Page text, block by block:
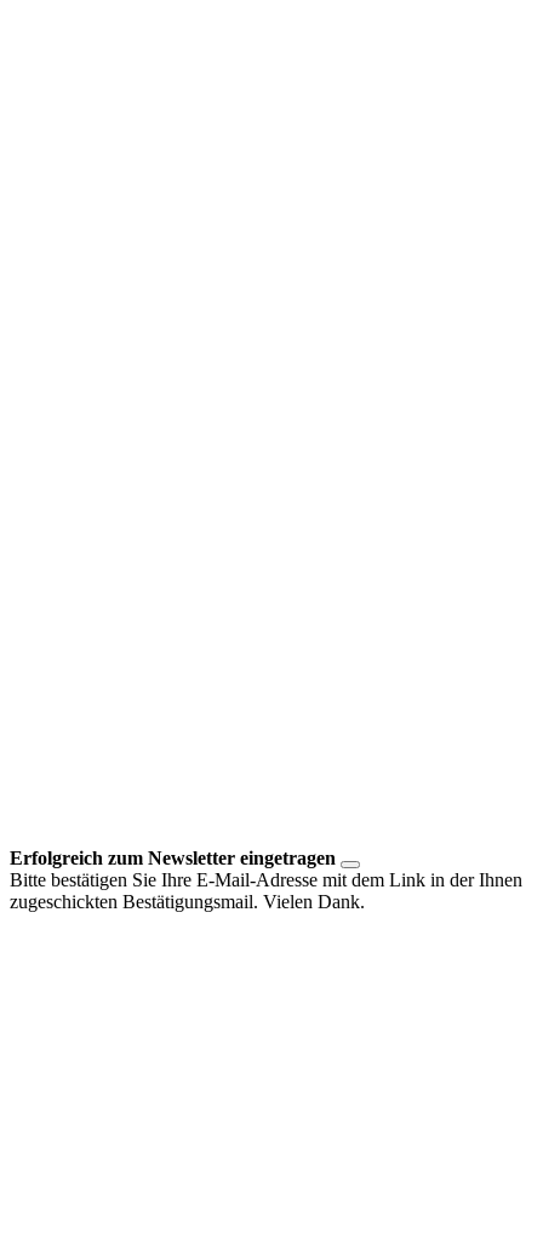
Erfolgreich zum Newsletter eingetragen
Bitte bestätigen Sie Ihre E-Mail-Adresse mit dem Link in der Ihnen
zugeschickten Bestätigungsmail. Vielen Dank.